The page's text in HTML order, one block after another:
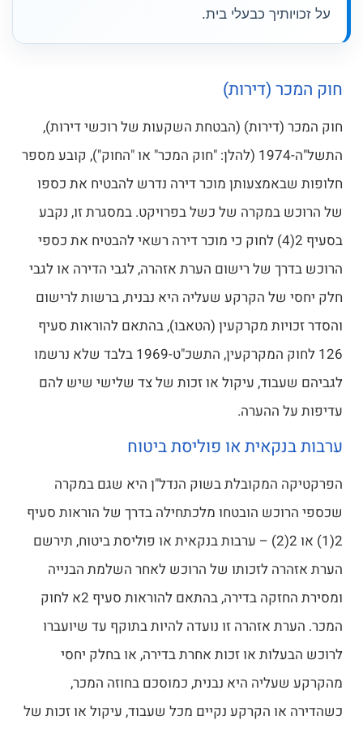
על זכויותיך כבעלי בית.
חוק המכר (דירות)
חוק המכר (דירות) (הבטחת השקעות של רוכשי דירות),
התשל"ה-1974 (להלן: "חוק המכר" או "החוק"), קובע מספר
חלופות שבאמצעותן מוכר דירה נדרש להבטיח את כספו
של הרוכש במקרה של כשל בפרויקט. במסגרת זו, נקבע
בסעיף 2(4) לחוק כי מוכר דירה רשאי להבטיח את כספי
הרוכש בדרך של רישום הערת אזהרה, לגבי הדירה או לגבי
חלק יחסי של הקרקע שעליה היא נבנית, ברשות לרישום
והסדר זכויות מקרקעין (הטאבו), בהתאם להוראות סעיף
126 לחוק המקרקעין, התשכ"ט-1969 בלבד שלא נרשמו
לגביהם שעבוד, עיקול או זכות של צד שלישי שיש להם
עדיפות על ההערה.
ערבות בנקאית או פוליסת ביטוח
הפרקטיקה המקובלת בשוק הנדל"ן היא שגם במקרה
שכספי הרוכש הובטחו מלכתחילה בדרך של הוראות סעיף
2(1) או 2(2) – ערבות בנקאית או פוליסת ביטוח, תירשם
הערת אזהרה לזכותו של הרוכש לאחר השלמת הבנייה
ומסירת החזקה בדירה, בהתאם להוראות סעיף 2א לחוק
המכר. הערת אזהרה זו נועדה להיות בתוקף עד שיועברו
לרוכש הבעלות או זכות אחרת בדירה, או בחלק יחסי
מהקרקע שעליה היא נבנית, כמוסכם בחוזה המכר,
כשהדירה או הקרקע נקיים מכל שעבוד, עיקול או זכות של